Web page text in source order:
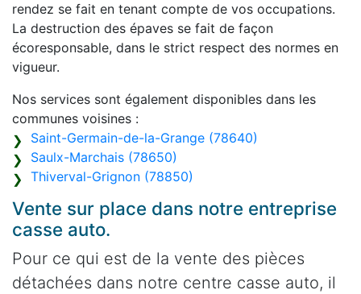
rendez se fait en tenant compte de vos occupations.
La destruction des épaves se fait de façon
écoresponsable, dans le strict respect des normes en
vigueur.
Nos services sont également disponibles dans les
communes voisines :
Saint-Germain-de-la-Grange (78640)
Saulx-Marchais (78650)
Thiverval-Grignon (78850)
Vente sur place dans notre entreprise
casse auto.
Pour ce qui est de la vente des pièces
détachées dans notre centre casse auto, il